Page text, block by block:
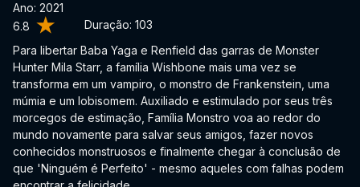
6.8 Duração: 103
Ano: 2021
Para libertar Baba Yaga e Renfield das garras de Monster
Hunter Mila Starr, a família Wishbone mais uma vez se
transforma em um vampiro, o monstro de Frankenstein, uma
múmia e um lobisomem. Auxiliado e estimulado por seus três
morcegos de estimação, Família Monstro voa ao redor do
mundo novamente para salvar seus amigos, fazer novos
conhecidos monstruosos e finalmente chegar à conclusão de
que 'Ninguém é Perfeito' - mesmo aqueles com falhas podem